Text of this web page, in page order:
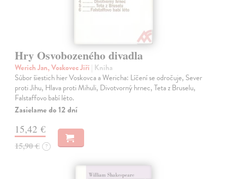
Hry Osvobozeného divadla
Werich Jan, Voskovec Jiří | Kniha
Súbor šiestich hier Voskovca a Wericha: Líčení se odročuje, Sever
proti Jihu, Hlava proti Mihuli, Divotvorný hrnec, Teta z Bruselu,
Falstaffovo babí léto.
Zasielame do 12 dní
15,42 €
15,90 € ?